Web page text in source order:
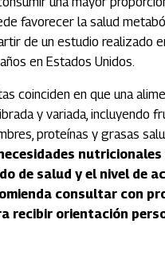
favorecer la salud
de un estudio realizado
en Estados Unidos.
coinciden en que una
y variada, incluyendo
proteínas y grasas
de salud y el nivel de
consultar con
recibir orientación